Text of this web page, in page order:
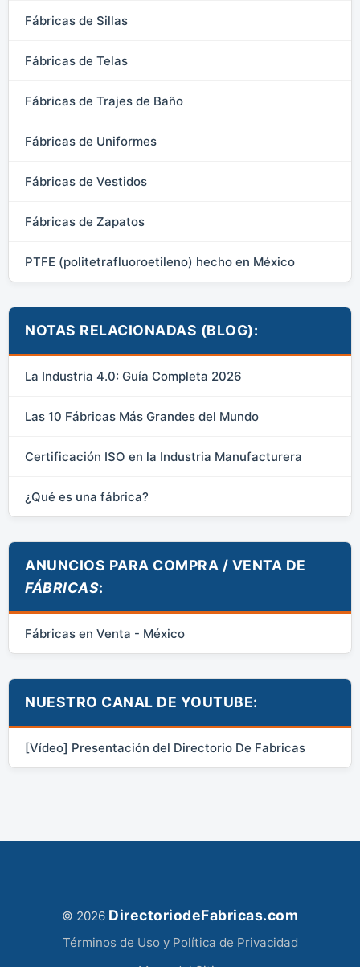
Fábricas de Sillas
Fábricas de Telas
Fábricas de Trajes de Baño
Fábricas de Uniformes
Fábricas de Vestidos
Fábricas de Zapatos
PTFE (politetrafluoroetileno) hecho en México
NOTAS RELACIONADAS (BLOG):
La Industria 4.0: Guía Completa 2026
Las 10 Fábricas Más Grandes del Mundo
Certificación ISO en la Industria Manufacturera
¿Qué es una fábrica?
ANUNCIOS PARA COMPRA / VENTA DE
FÁBRICAS:
Fábricas en Venta - México
NUESTRO CANAL DE YOUTUBE:
[Vídeo] Presentación del Directorio De Fabricas
© 2026 DirectoriodeFabricas.com
Términos de Uso y Política de Privacidad